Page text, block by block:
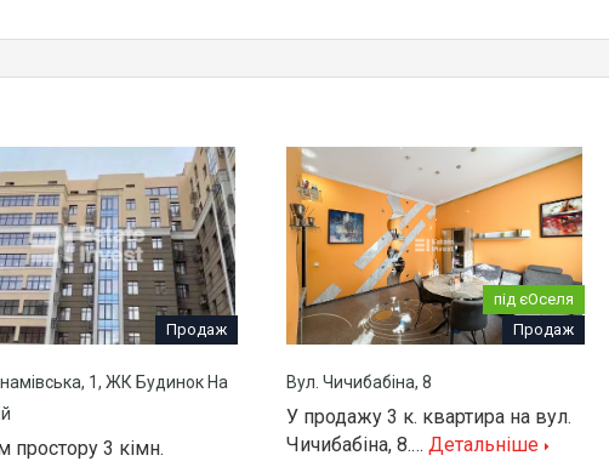
Продаж
1, ЖК Будинок На
простору 3 кімн.
під єОселя
Продаж
Вул. Чичибабіна, 8
У продажу 3 к. квартира на вул.
Чичибабіна, 8.… Детальніше